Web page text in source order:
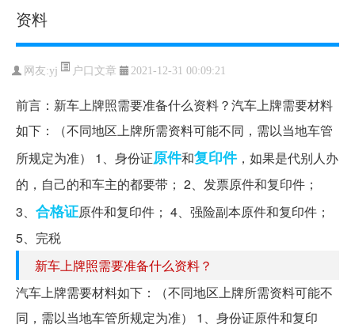
资料
网友:yj 户口文章 2021-12-31 00:09:21
前言：新车上牌照需要准备什么资料？汽车上牌需要材料
如下：（不同地区上牌所需资料可能不同，需以当地车管
所规定为准） 1、身份证原件和复印件，如果是代别人办
的，自己的和车主的都要带； 2、发票原件和复印件；
3、 合格证原件和复印件； 4、强险副本原件和复印件；
5、完税
新车上牌照需要准备什么资料？
汽车上牌需要材料如下：（不同地区上牌所需资料可能不
同，需以当地车管所规定为准） 1、身份证原件和复印